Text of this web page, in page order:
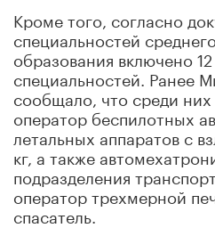
Кроме того, согласно
специальностей
образования включено
специальностей. Ранее
сообщало, что среди
оператор беспилотных
летальных аппаратов с
кг, а также
подразделения
оператор трехмерной
спасатель.